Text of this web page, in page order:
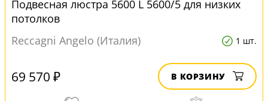
Подвесная люстра 5600 L 5600/5 для низких
потолков
Reccagni Angelo (Италия)
1 шт.
69 570 ₽ В КОРЗИНУ